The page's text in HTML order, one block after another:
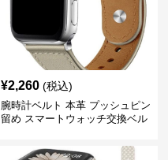
¥2,260 (税込)
腕時計ベルト 本革 プッシュピン
留め スマートウォッチ交換ベル